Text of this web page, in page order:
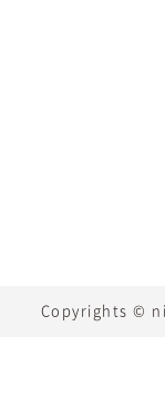
Copyrights ©